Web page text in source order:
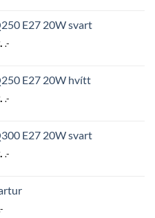
9.030 kr..E27 20W svart
Current
7.630 kr..
.-
E27 20W hvítt
Current
7.630 kr..
.-
E27 20W svart
Current
9.030 kr..
.-
Current